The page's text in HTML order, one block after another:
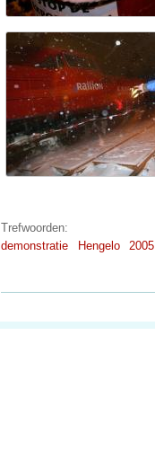
Trefwoorden:
demonstratie
Hengelo 2005